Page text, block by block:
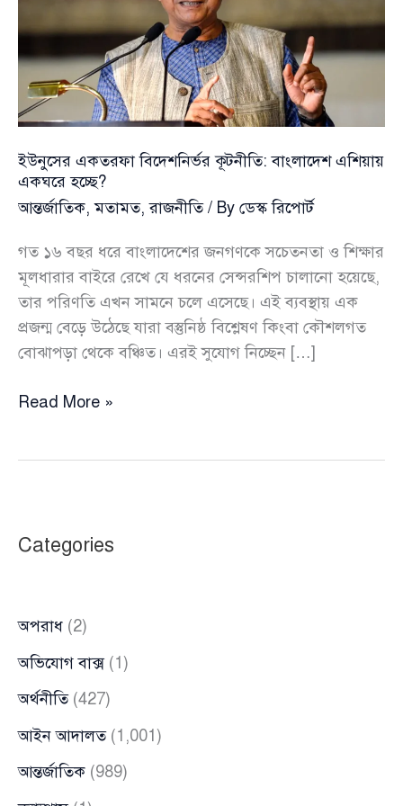
ইউনুসের একতরফা বিদেশনির্ভর কূটনীতি: বাংলাদেশ এশিয়ায়
একঘরে হচ্ছে?
আন্তর্জাতিক,মতামত,রাজনীতি/ By ডেস্ক রিপোর্ট
গত ১৬ বছর ধরে বাংলাদেশের জনগণকে সচেতনতা ও শিক্ষার
মূলধারার বাইরে রেখে যে ধরনের সেন্সরশিপ চালানো হয়েছে,
তার পরিণতি এখন সামনে চলে এসেছে। এই ব্যবস্থায় এক
প্রজন্ম বেড়ে উঠেছে যারা বস্তুনিষ্ঠ বিশ্লেষণ কিংবা কৌশলগত
বোঝাপড়া থেকে বঞ্চিত। এরই সুযোগ নিচ্ছেন […]
ইউনুসের
একঘরে
Read More »
Categories
অপরাধ (2)
অভিযোগ বাক্স(1)
অর্থনীতি(427)
আইন আদালত(1,001)
আন্তর্জাতিক (989)